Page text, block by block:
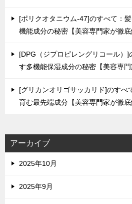
[ポリクオタニウム-47]のすべて：
機能成分の秘密【美容専門家が徹底
[DPG（ジプロピレングリコール）
す多機能保湿成分の秘密【美容専門
[グリカンオリゴサッカリド]のすべ
育む最先端成分【美容専門家が徹底
アーカイブ
2025年10月
2025年9月